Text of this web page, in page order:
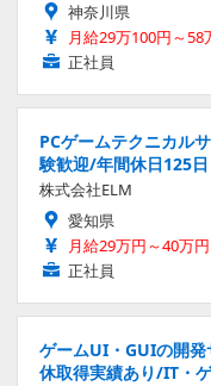
神奈川県
月給29万100円～58
正社員
PCゲームテクニカル
験歓迎/年間休日125日
株式会社ELM
愛知県
月給29万円～40万円
正社員
ゲームUI・GUIの開
休取得実績あり/IT・